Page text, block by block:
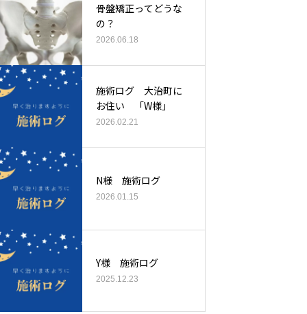
骨盤矯正ってどうな
の？
2026.06.18
施術ログ 大治町に
お住い 「W様」
2026.02.21
N様 施術ログ
2026.01.15
Y様 施術ログ
2025.12.23